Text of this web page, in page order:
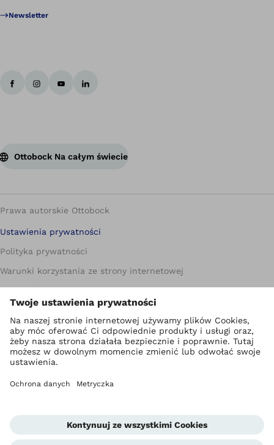
Newsletter
Ottobock Na całym świecie
Prawa autorskie Ottobock
Ustawienia prywatności
Polityka prywatności
Warunki korzystania ze strony internetowej
Metryczka
Compliance
Jednostka informowania o nieprawidłowościach
Global Website
Warunki handlowe dla Partnerów biznesowych
Newsletter